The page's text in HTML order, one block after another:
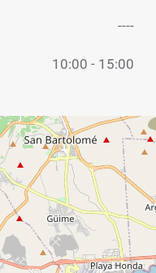
----
10:00 - 15:00